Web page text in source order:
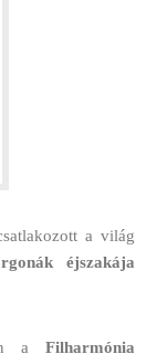
a világ
éjszakája
a Filharmónia